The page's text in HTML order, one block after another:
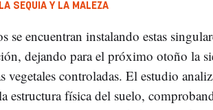
SEQUÍA Y LA MALEZA
se encuentran instalando estas
dejando para el próximo otoño la
vegetales controladas. El estudio
estructura física del suelo,